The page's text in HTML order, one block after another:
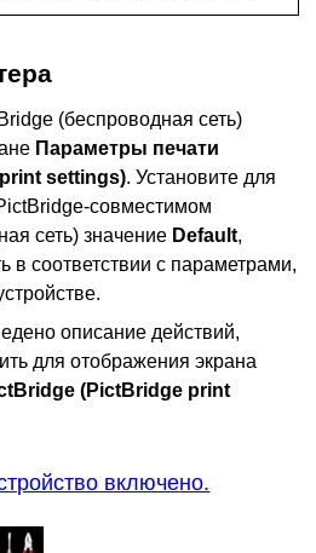
(беспроводная сеть)
Параметры печати
settings). Установите для
-совместимом
сеть) значение Default,
в соответствии с параметрами,
.
описание действий,
для отображения экрана
(PictBridge print
включено.